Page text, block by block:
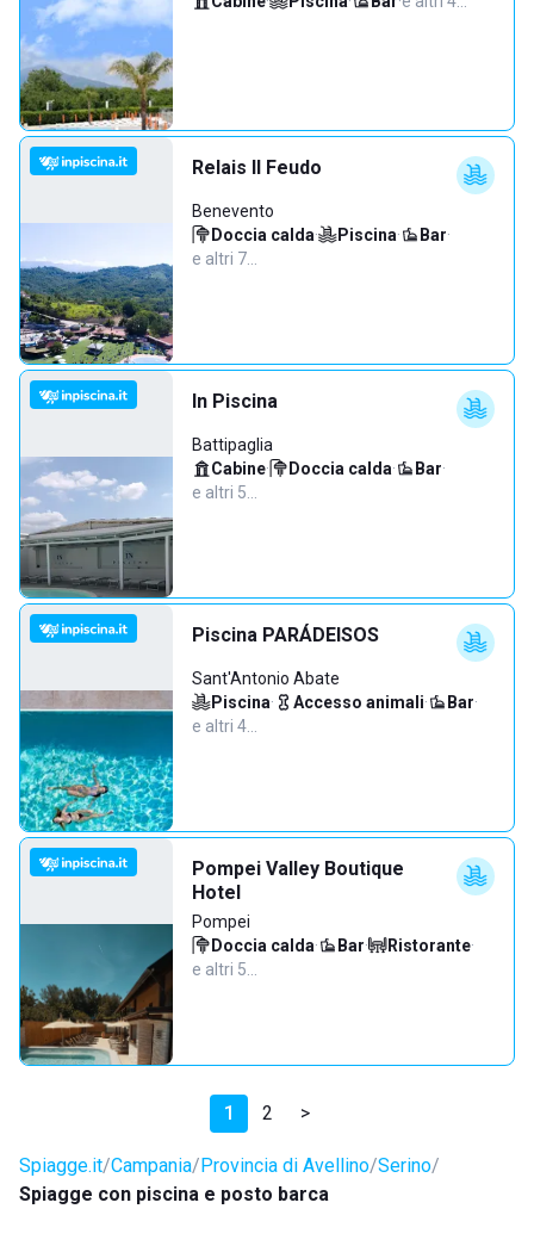
Relais Il Feudo
Benevento
Doccia calda· Piscina· Bar·
e altri 7…
In Piscina
Battipaglia
Cabine· Doccia calda· Bar·
e altri 5…
Piscina PARÁDEISOS
Sant'Antonio Abate
Piscina· Accesso animali· Bar·
e altri 4…
Pompei Valley Boutique
Hotel
Pompei
Doccia calda· Bar· Ristorante·
e altri 5…
1 2 >
Spiagge.it Campania Provincia di Avellino Serino
Spiagge con piscina e posto barca